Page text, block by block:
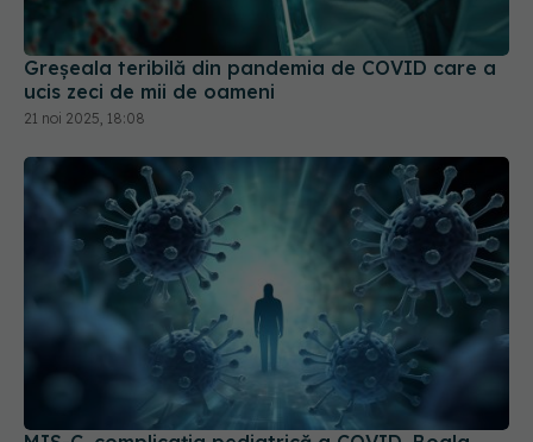
ucis zeci de mii de oameni
21 noi 2025, 18:08
MIS-C, complicația pediatrică a COVID. Boala,
confundată de sistemul imunitar al copiilor